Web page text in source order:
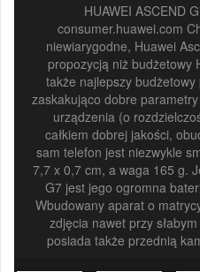
HUAWEI ASCEND
consumer.huawei.com
niewiarygodne, Huawei
propozycją niż budżetowy
także najlepszy
zaskakująco dobre
urządzenia (o
całkiem dobrej jakości,
sam telefon jest niezwykle
7,7 x 0,7 cm, a waga 165 g.
G7 jest jego ogromna
Wbudowany aparat o
zdjęcia nawet przy
posiada także przednią